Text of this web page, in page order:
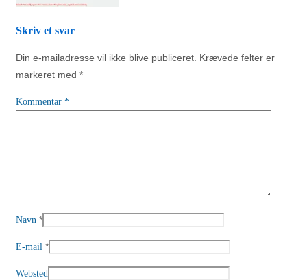
Skriv et svar
Din e-mailadresse vil ikke blive publiceret. Krævede felter er
markeret med *
Kommentar *
Navn *
E-mail *
Websted